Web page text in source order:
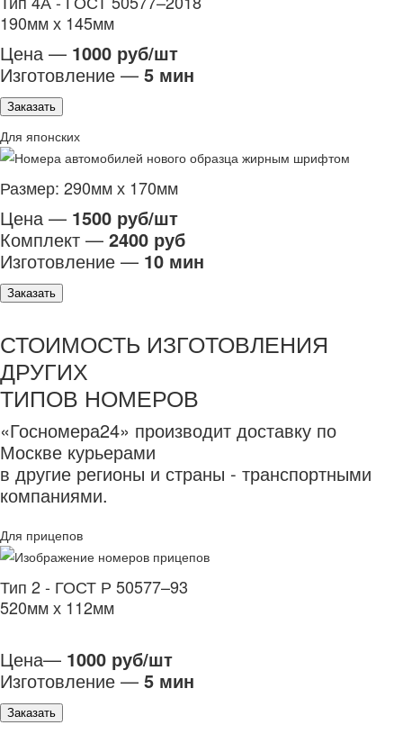
190мм х 145мм
Цена — 1000 руб/шт
Изготовление — 5 мин
Заказать
Для японских
Размер: 290мм х 170мм
Цена — 1500 руб/шт
Комплект — 2400 руб
Изготовление — 10 мин
Заказать
СТОИМОСТЬ ИЗГОТОВЛЕНИЯ
ДРУГИХ
ТИПОВ НОМЕРОВ
«Госномера24» производит доставку по
Москве курьерами
в другие регионы и страны - транспортными
компаниями.
Для прицепов
Тип 2 - ГОСТ Р 50577–93
520мм х 112мм
Цена— 1000 руб/шт
Изготовление — 5 мин
Заказать